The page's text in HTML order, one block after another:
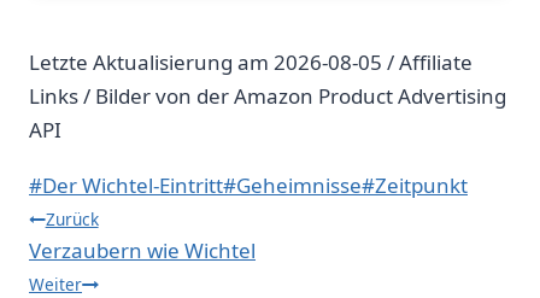
Letzte Aktualisierung am 2026-08-05 / Affiliate
Links / Bilder von der Amazon Product Advertising
API
Schlagworte:
#Der Wichtel-Eintritt#Geheimnisse#Zeitpunkt
Beitragsnavigation
Zurück
Verzaubern wie Wichtel
Weiter